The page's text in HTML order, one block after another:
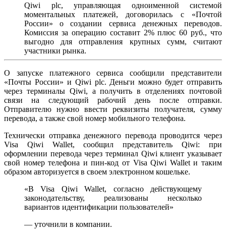
Qiwi plc, управляющая одноименной системой
моментальных платежей, договорилась с «Почтой
России» о создании сервиса денежных переводов.
Комиссия за операцию составит 2% плюс 60 руб., что
выгодно для отправления крупных сумм, считают
участники рынка.
О запуске платежного сервиса сообщили представители
«Почты России» и Qiwi plc. Деньги можно будет отправить
через терминалы Qiwi, а получить в отделениях почтовой
связи на следующий рабочий день после отправки.
Отправителю нужно ввести реквизиты получателя, сумму
перевода, а также свой номер мобильного телефона.
Технически отправка денежного перевода проводится через
Visa Qiwi Wallet, сообщил представитель Qiwi: при
оформлении перевода через терминал Qiwi клиент указывает
свой номер телефона и пин-код от Visa Qiwi Wallet и таким
образом авторизуется в своем электронном кошельке.
«В Visa Qiwi Wallet, согласно действующему
законодательству, реализованы несколько
вариантов идентификации пользователей»
— уточнили в компании.